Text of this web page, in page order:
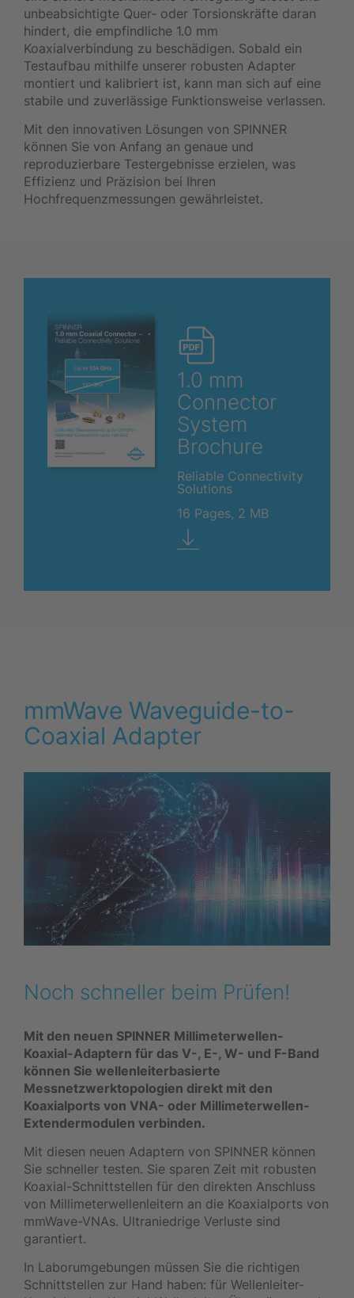
unbeabsichtigte Quer- oder Torsionskräfte daran
hindert, die empfindliche 1.0 mm
Koaxialverbindung zu beschädigen. Sobald ein
Testaufbau mithilfe unserer robusten Adapter
montiert und kalibriert ist, kann man sich auf eine
stabile und zuverlässige Funktionsweise verlassen.
Mit den innovativen Lösungen von SPINNER
können Sie von Anfang an genaue und
reproduzierbare Testergebnisse erzielen, was
Effizienz und Präzision bei Ihren
Hochfrequenzmessungen gewährleistet.
1.0 mm
Connector
System
Brochure
Reliable Connectivity
Solutions
16 Pages, 2 MB
mmWave Waveguide-to-
Coaxial Adapter
Noch schneller beim Prüfen!
Mit den neuen SPINNER Millimeterwellen-
Koaxial-Adaptern für das V-, E-, W- und F-Band
können Sie wellenleiterbasierte
Messnetzwerktopologien direkt mit den
Koaxialports von VNA- oder Millimeterwellen-
Extendermodulen verbinden.
Mit diesen neuen Adaptern von SPINNER können
Sie schneller testen. Sie sparen Zeit mit robusten
Koaxial-Schnittstellen für den direkten Anschluss
von Millimeterwellenleitern an die Koaxialports von
mmWave-VNAs. Ultraniedrige Verluste sind
garantiert.
In Laborumgebungen müssen Sie die richtigen
Schnittstellen zur Hand haben: für Wellenleiter-